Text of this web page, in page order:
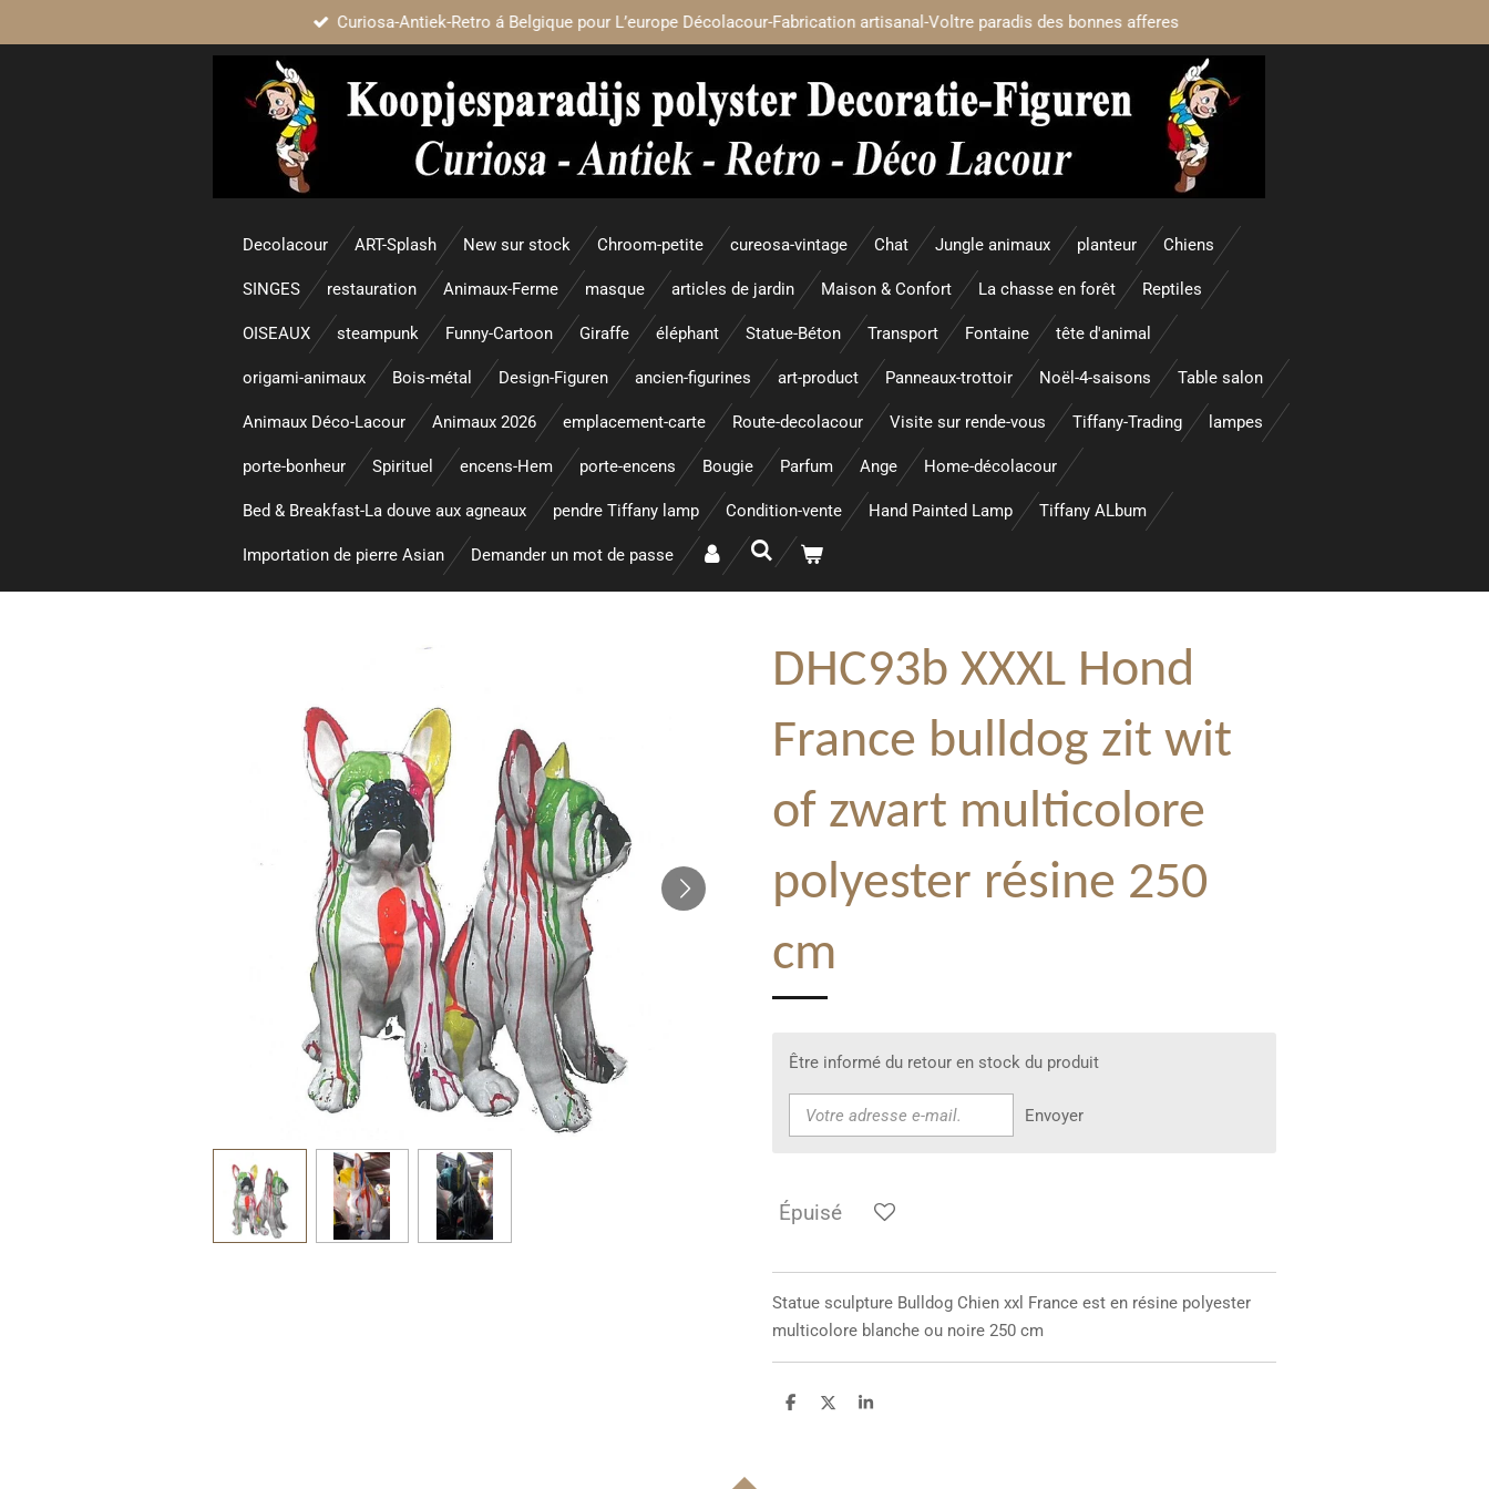
Curiosa-Antiek-Retro á Belgique pour L’europe Décolacour-Fabrication artisanal-Voltre paradis des bonnes afferes
Decolacour ART-Splash New sur stock Chroom-petite cureosa-vintage Chat Jungle animaux planteur Chiens
SINGES restauration Animaux-Ferme masque articles de jardin Maison & Confort La chasse en forêt Reptiles
OISEAUX steampunk Funny-Cartoon Giraffe éléphant Statue-Béton Transport Fontaine tête d'animal
origami-animaux Bois-métal Design-Figuren ancien-figurines art-product Panneaux-trottoir Noël-4-saisons Table salon
Animaux Déco-Lacour Animaux 2026 emplacement-carte Route-decolacour Visite sur rende-vous Tiffany-Trading lampes
porte-bonheur Spirituel encens-Hem porte-encens Bougie Parfum Ange Home-décolacour
Bed & Breakfast-La douve aux agneaux pendre Tiffany lamp Condition-vente Hand Painted Lamp Tiffany ALbum
Importation de pierre Asian Demander un mot de passe
DHC93b XXXL Hond
France bulldog zit wit
of zwart multicolore
polyester résine 250
cm
Être informé du retour en stock du produit
Envoyer
Épuisé
Statue sculpture Bulldog Chien xxl France est en résine polyester
multicolore blanche ou noire 250 cm
P
P
P